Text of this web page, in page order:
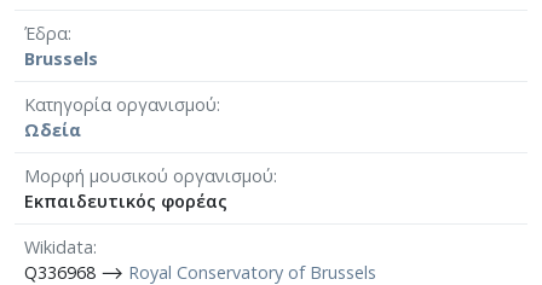
Έδρα
Brussels
Κατηγορία οργανισμού
Ωδεία
Μορφή μουσικού οργανισμού
Εκπαιδευτικός φορέας
Wikidata
Q336968 ⟶ Royal Conservatory of Brussels